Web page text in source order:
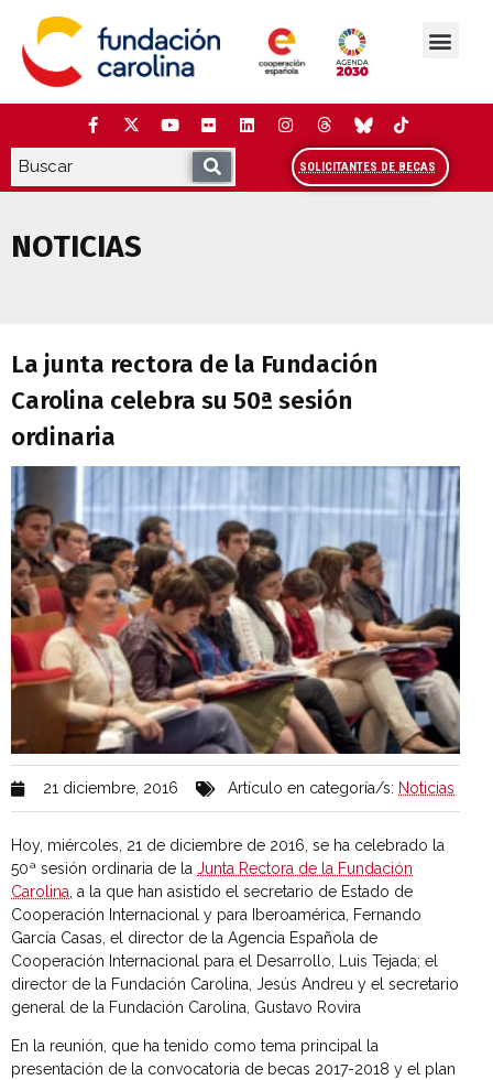
contenido
SOLICITANTES DE BECAS
NOTICIAS
La junta rectora de la Fundación
Carolina celebra su 50ª sesión
ordinaria
21 diciembre, 2016 Artículo en categoría/s: Noticias
Hoy, miércoles, 21 de diciembre de 2016, se ha celebrado la
50ª sesión ordinaria de la Junta Rectora de la Fundación
Carolina , a la que han asistido el secretario de Estado de
Cooperación Internacional y para Iberoamérica, Fernando
García Casas, el director de la Agencia Española de
Cooperación Internacional para el Desarrollo, Luis Tejada; el
director de la Fundación Carolina, Jesús Andreu y el secretario
general de la Fundación Carolina, Gustavo Rovira
En la reunión, que ha tenido como tema principal la
presentación de la convocatoria de becas 2017-2018 y el plan